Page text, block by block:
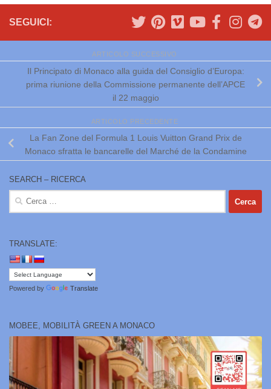
SEGUICI:
ARTICOLO SUCCESSIVO
Il Principato di Monaco alla guida del Consiglio d’Europa:
prima riunione della Commissione permanente dell’APCE
il 22 maggio
ARTICOLO PRECEDENTE
La Fan Zone del Formula 1 Louis Vuitton Grand Prix de
Monaco sfratta le bancarelle del Marché de la Condamine
SEARCH – RICERCA
Ricerca
TRANSLATE:
Powered by Translate
MOBEE, MOBILITÀ GREEN A MONACO